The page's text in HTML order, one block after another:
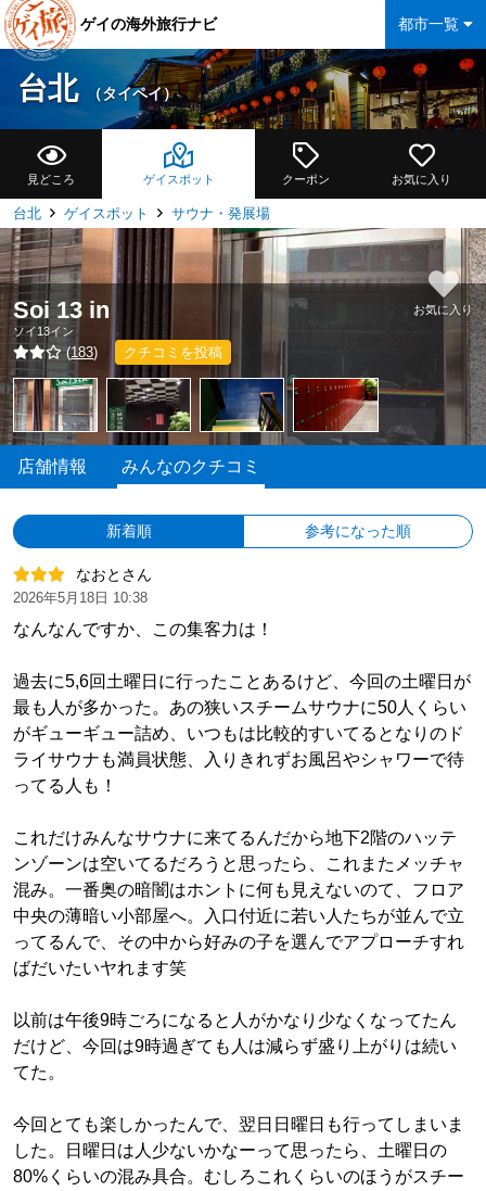
都市一覧
ゲイの海外旅行ナビ
台北 （タイペイ）
見どころ ゲイスポット クーポン お気に入り
台北 ゲイスポット サウナ・発展場
Soi 13 in
ソイ13イン
(183) クチコミを投稿
お気に入り
店舗情報 みんなのクチコミ
新着順 参考になった順
なおとさん
2026年5月18日 10:38
なんなんですか、この集客力は！
過去に5,6回土曜日に行ったことあるけど、今回の土曜日が
最も人が多かった。あの狭いスチームサウナに50人くらい
がギューギュー詰め、いつもは比較的すいてるとなりのド
ライサウナも満員状態、入りきれずお風呂やシャワーで待
ってる人も！
これだけみんなサウナに来てるんだから地下2階のハッテ
ンゾーンは空いてるだろうと思ったら、これまたメッチャ
混み。一番奥の暗闇はホントに何も見えないのて、フロア
中央の薄暗い小部屋へ。入口付近に若い人たちが並んで立
ってるんで、その中から好みの子を選んでアプローチすれ
ばだいたいヤれます笑
以前は午後9時ごろになると人がかなり少なくなってたん
だけど、今回は9時過ぎても人は減らず盛り上がりは続い
てた。
今回とても楽しかったんで、翌日日曜日も行ってしまいま
した。日曜日は人少ないかなーって思ったら、土曜日の
80%くらいの混み具合。むしろこれくらいのほうがスチー